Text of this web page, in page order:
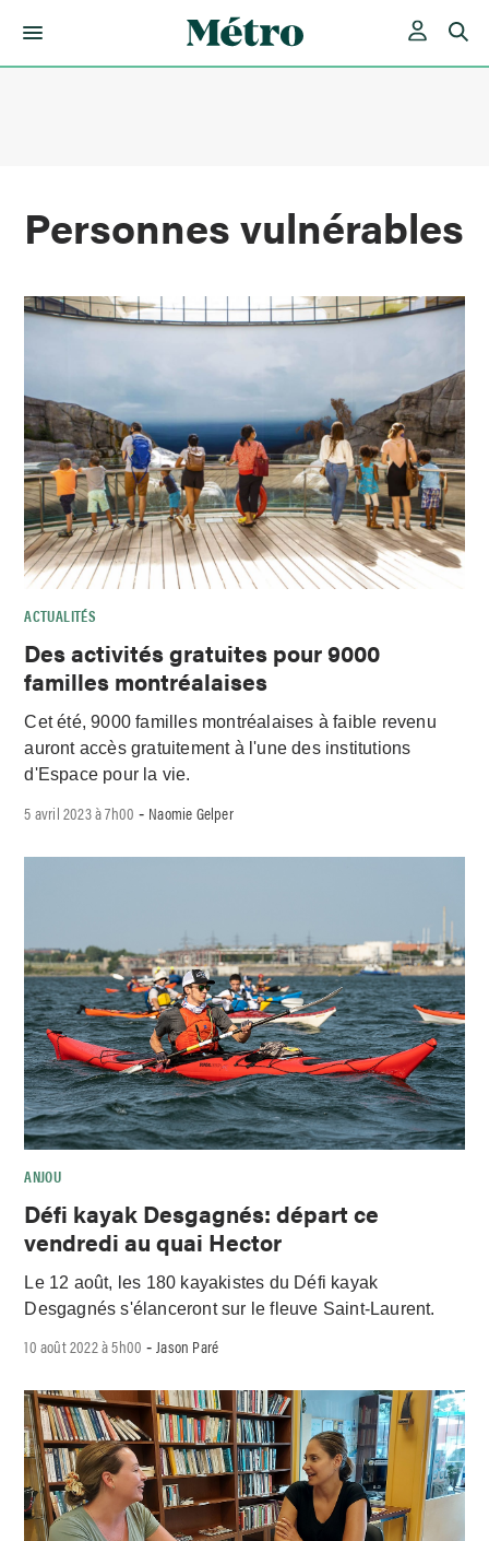
Personnes vulnérables
ACTUALITÉS
Des activités gratuites pour 9000
familles montréalaises
Cet été, 9000 familles montréalaises à faible revenu
auront accès gratuitement à l'une des institutions
d'Espace pour la vie.
5 avril 2023 à 7h00 - Naomie Gelper
ANJOU
Défi kayak Desgagnés: départ ce
vendredi au quai Hector
Le 12 août, les 180 kayakistes du Défi kayak
Desgagnés s'élanceront sur le fleuve Saint-Laurent.
10 août 2022 à 5h00 - Jason Paré